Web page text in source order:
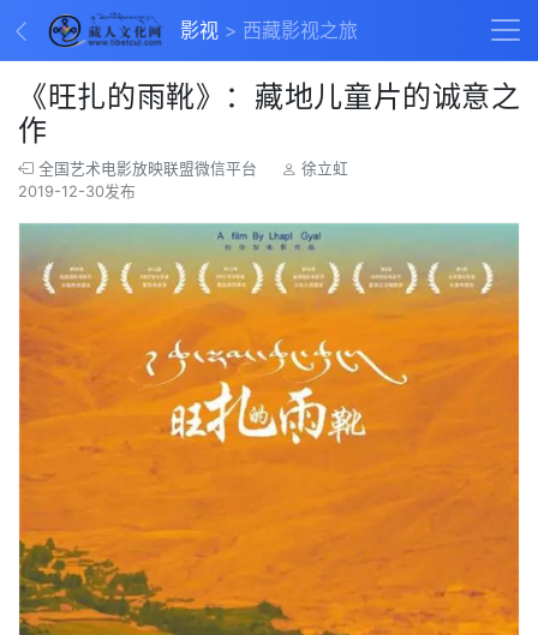
影视 西藏影视之旅
《旺扎的雨靴》：藏地儿童片的诚意之
作
全国艺术电影放映联盟微信平台
徐立虹
2019-12-30发布